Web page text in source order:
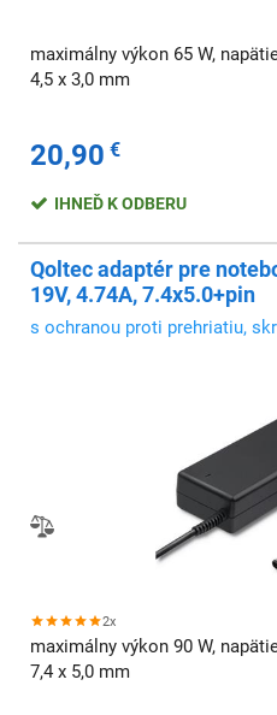
maximálny výkon 65 W,
4,5 x 3,0 mm
20,90 €
IHNEĎ K ODBERU
Qoltec adaptér pre
19V, 4.74A, 7.4x5.0+pin
s ochranou proti prehriatiu,
2x
maximálny výkon 90 W,
7,4 x 5,0 mm